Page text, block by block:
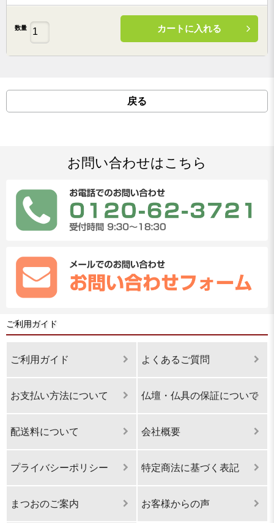
数量 カートに入れる
戻る
お問い合わせはこちら
ご利用ガイド
ご利用ガイド よくあるご質問
お支払い方法について 仏壇・仏具の保証について
配送料について 会社概要
プライバシーポリシー 特定商法に基づく表記
まつおのご案内 お客様からの声